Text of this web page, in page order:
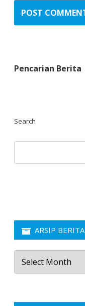
Pencarian Berita
Search
ARSIP BERITA
Arsip
Berita